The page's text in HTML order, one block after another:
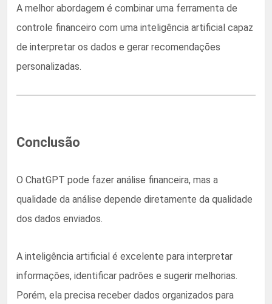
A melhor abordagem é combinar uma ferramenta de
controle financeiro com uma inteligência artificial capaz
de interpretar os dados e gerar recomendações
personalizadas.
Conclusão
O ChatGPT pode fazer análise financeira, mas a
qualidade da análise depende diretamente da qualidade
dos dados enviados.
A inteligência artificial é excelente para interpretar
informações, identificar padrões e sugerir melhorias.
Porém, ela precisa receber dados organizados para